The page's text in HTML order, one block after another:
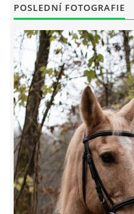
DNE 17.11.2023
DĚKUJEME MĚSTU
NABÍZÍME BRIGÁDU U
VOLEJTE 604265192
DĚKUJEME ZA PODPORU
JARNÍ BRIGÁDA 20.4 2024
POSLEDNÍ FOTOGRAFIE